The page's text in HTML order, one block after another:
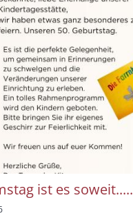
ist es soweit.....